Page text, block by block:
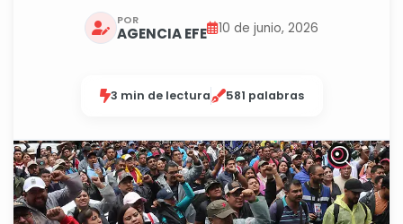
POR
AGENCIA EFE 10 de junio, 2026
3 min de lectura 581 palabras